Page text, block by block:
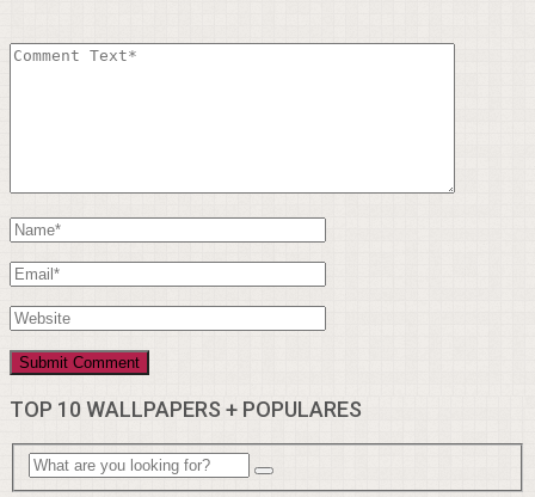
TOP 10 WALLPAPERS + POPULARES